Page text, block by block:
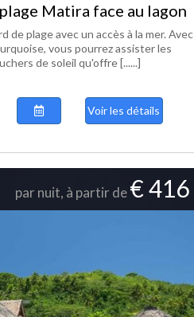
Matira face au lagon
de plage avec un accès à la mer. Avec
vous pourrez assister les
de soleil qu'offre [......]
Voir les détails
par nuit, à partir de€ 416